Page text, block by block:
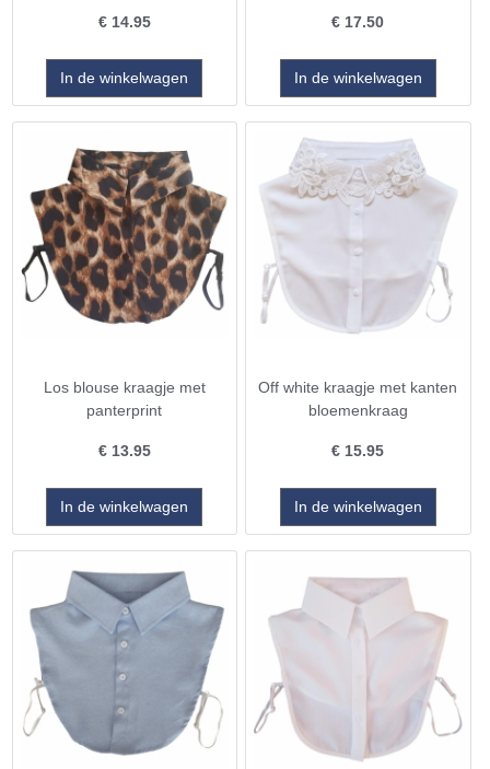
€ 14.95 € 17.50
Los blouse kraagje met
panterprint
€ 13.95
Off white kraagje met kanten
bloemenkraag
€ 15.95